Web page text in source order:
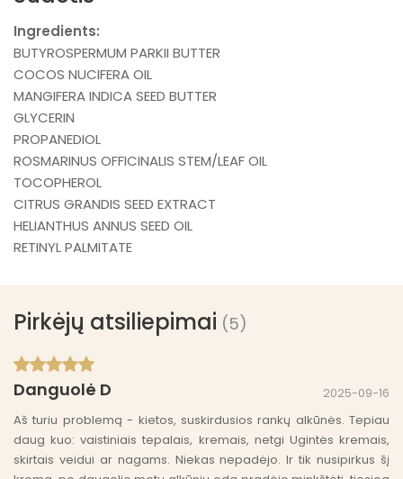
Ingredients:
BUTYROSPERMUM PARKII BUTTER
COCOS NUCIFERA OIL
MANGIFERA INDICA SEED BUTTER
GLYCERIN
PROPANEDIOL
ROSMARINUS OFFICINALIS STEM/LEAF OIL
TOCOPHEROL
CITRUS GRANDIS SEED EXTRACT
HELIANTHUS ANNUS SEED OIL
RETINYL PALMITATE
Pirkėjų atsiliepimai (5)
Danguolė D
2025-09-16
Aš turiu problemą - kietos, suskirdusios rankų alkūnės. Tepiau
daug kuo: vaistiniais tepalais, kremais, netgi Ugintės kremais,
skirtais veidui ar nagams. Niekas nepadėjo. Ir tik nusipirkus šį